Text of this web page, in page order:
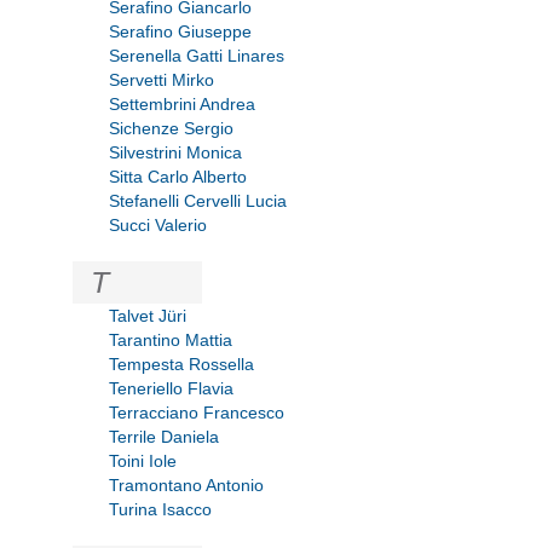
Serafino Giancarlo
Serafino Giuseppe
Serenella Gatti Linares
Servetti Mirko
Settembrini Andrea
Sichenze Sergio
Silvestrini Monica
Sitta Carlo Alberto
Stefanelli Cervelli Lucia
Succi Valerio
T
Talvet Jüri
Tarantino Mattia
Tempesta Rossella
Teneriello Flavia
Terracciano Francesco
Terrile Daniela
Toini Iole
Tramontano Antonio
Turina Isacco